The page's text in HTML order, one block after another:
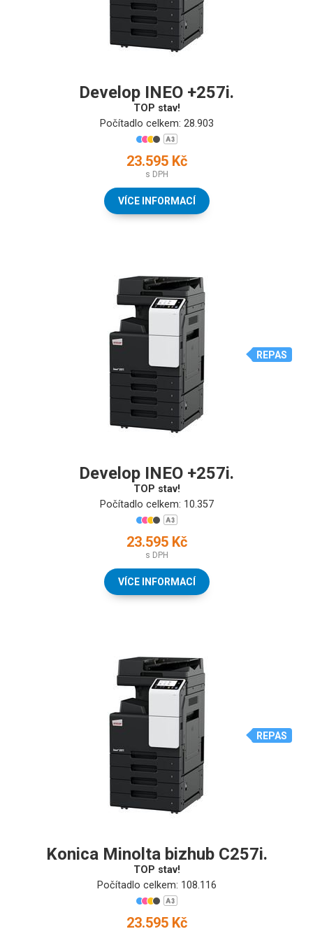
Develop INEO +257i.
TOP stav!
Počítadlo celkem: 28.903
23.595 Kč
s DPH
VÍCE INFORMACÍ
REPAS
Develop INEO +257i.
TOP stav!
Počítadlo celkem: 10.357
23.595 Kč
s DPH
VÍCE INFORMACÍ
REPAS
Konica Minolta bizhub C257i.
TOP stav!
Počítadlo celkem: 108.116
23.595 Kč